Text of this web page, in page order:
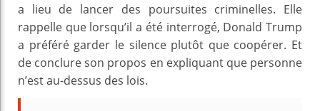
a lieu de lancer des poursuites criminelles. Elle
rappelle que lorsqu’il a été interrogé, Donald Trump
a préféré garder le silence plutôt que coopérer. Et
de conclure son propos en expliquant que personne
n’est au-dessus des lois.